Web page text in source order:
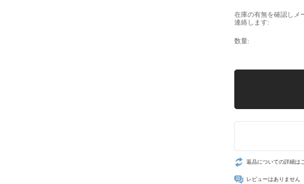
在庫の有無を確認しメ
連絡します:
数量:
返品についての詳細は
レビューはありません